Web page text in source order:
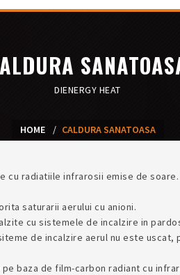
DIENERGY HEAT
HOME CALDURA SANATOASA
radiatiile infrarosii emise de soare.
saturarii aerului cu anioni.
cu sistemele de incalzire in
de incalzire aerul nu este uscat,
baza de film-carbon radiant cu